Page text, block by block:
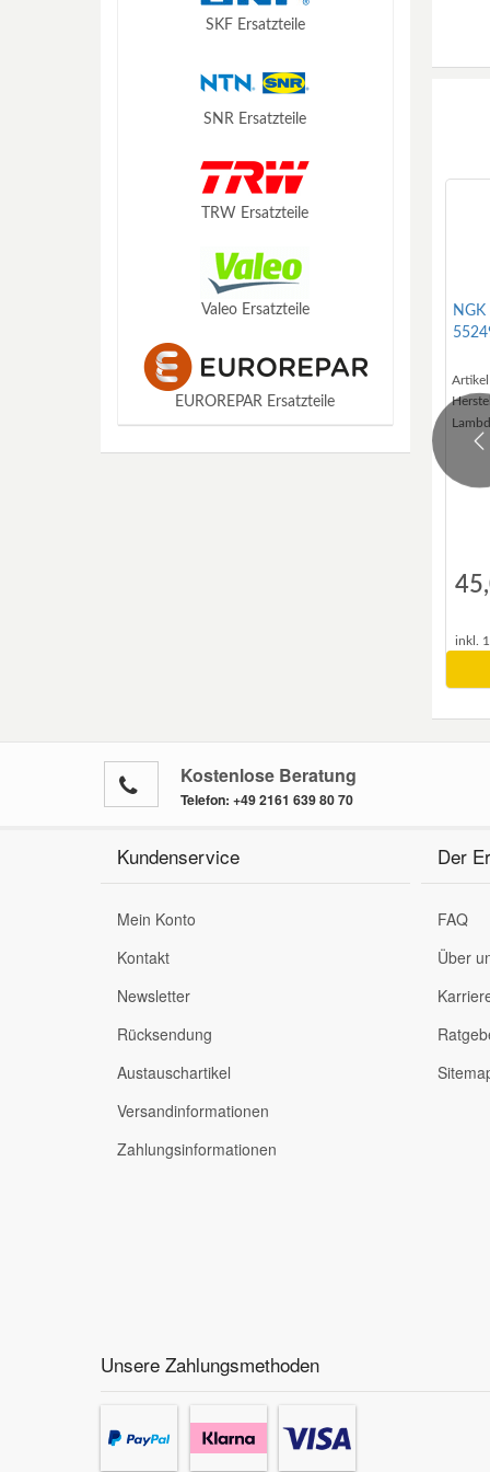
SKF Ersatzteile
SNR Ersatzteile
TRW Ersatzteile
Valeo Ersatzteile
EUROREPAR Ersatzteile
inkl.
Kostenlose Beratung
Telefon: +49 2161 639 80 70
Kundenservice
Mein Konto
Kontakt
Newsletter
Rücksendung
Austauschartikel
Versandinformationen
Zahlungsinformationen
Der
FAQ
Über
Unsere Zahlungsmethoden
Mercedes Ersatzteile
Porsche Ersatzteile
Seat Ersatzteile
Volvo Ersatzteile